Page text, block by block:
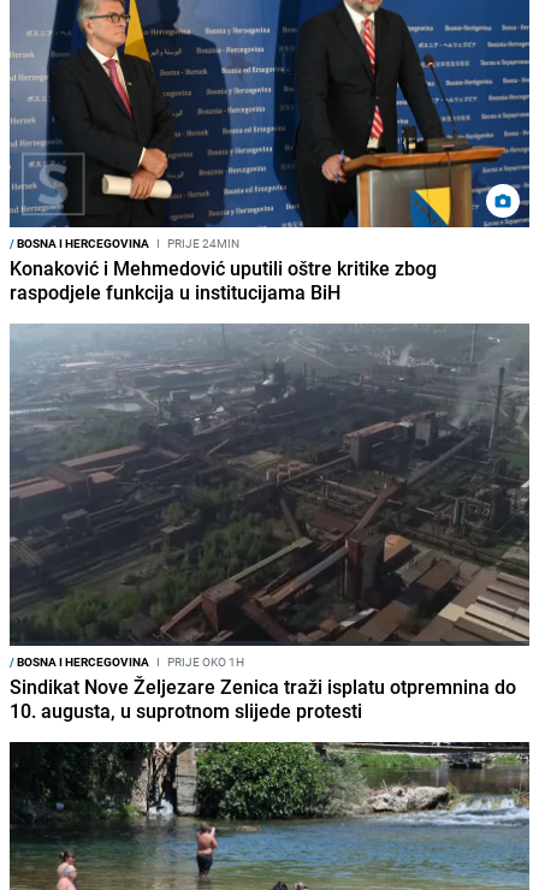
/BOSNA I HERCEGOVINA I PRIJE 24MIN
Konaković i Mehmedović uputili oštre kritike zbog
raspodjele funkcija u institucijama BiH
/BOSNA I HERCEGOVINA I PRIJE OKO 1H
Sindikat Nove Željezare Zenica traži isplatu otpremnina do
10. augusta, u suprotnom slijede protesti